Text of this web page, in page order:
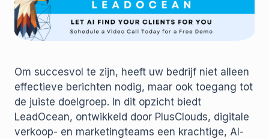
Om succesvol te zijn, heeft uw bedrijf niet alleen
effectieve berichten nodig, maar ook toegang tot
de juiste doelgroep. In dit opzicht biedt
LeadOcean, ontwikkeld door PlusClouds, digitale
verkoop- en marketingteams een krachtige, AI-